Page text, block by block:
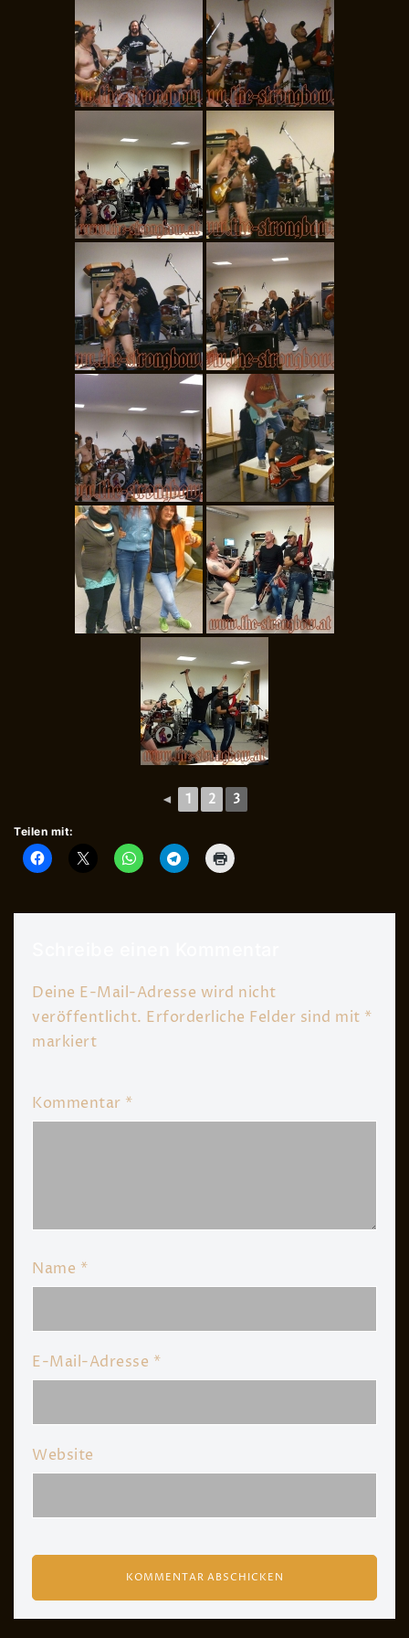
◄ 1 2 3
Teilen mit:
Deine E-Mail-Adresse wird nicht
veröffentlicht. Erforderliche Felder sind mit *
markiert
Kommentar *
Name *
E-Mail-Adresse *
Website